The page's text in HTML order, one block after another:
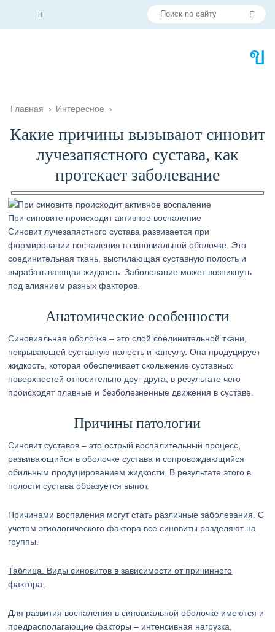
Главная › Интересное ›
Какие причины вызывают синовит
лучезапястного сустава, как
протекает заболевание
При синовите происходит активное воспаление
Синовит лучезапястного сустава развивается при
формировании воспаления в синовиальной оболочке. Это
соединительная ткань, выстилающая суставную полость и
вырабатывающая жидкость. Заболевание может возникнуть
под влиянием разных факторов.
Анатомические особенности
Синовиальная оболочка – это слой соединительной ткани,
покрывающей суставную полость и капсулу. Она продуцирует
жидкость, которая обеспечивает скольжение суставных
поверхностей относительно друг друга, в результате чего
происходят плавные и безболезненные движения в суставе.
Причины патологии
Синовит суставов – это острый воспалительный процесс,
развивающийся в оболочке сустава и сопровождающийся
обильным продуцированием жидкости. В результате этого в
полости сустава образуется выпот.
Причинами воспаления могут стать различные заболевания. С
учетом этиологического фактора все синовиты разделяют на
группы.
Таблица. Виды синовитов в зависимости от причинного
фактора:
Для развития воспаления в синовиальной оболочке имеются и
предрасполагающие факторы – интенсивная нагрузка,